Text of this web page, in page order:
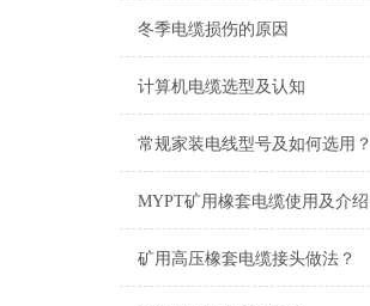
冬季电缆损伤的原因
计算机电缆选型及认知
常规家装电线型号及如何选用？
MYPT矿用橡套电缆使用及介绍
矿用高压橡套电缆接头做法？